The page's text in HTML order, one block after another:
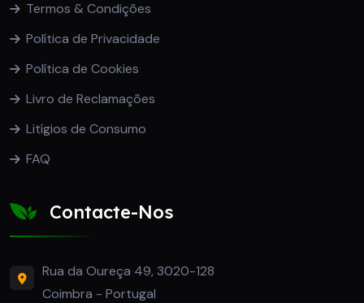
Termos & Condições
Política de Privacidade
Política de Cookies
Livro de Reclamações
Litígios de Consumo
FAQ
Contacte-Nos
Rua da Oureça 49, 3020-128
Coimbra - Portugal